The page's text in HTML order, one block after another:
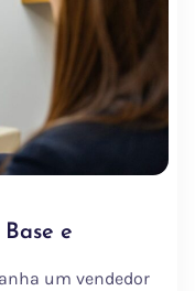
e
um vendedor